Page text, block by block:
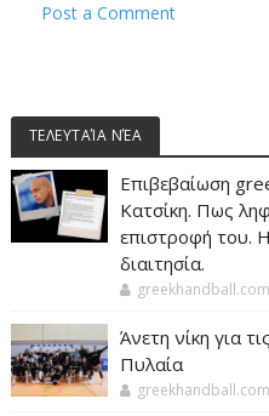
Post a Comment
ΤΕΛΕΥΤΑΊΑ ΝΈΑ
Επιβεβαίωση
Κατσίκη. Πως
επιστροφή του.
διαιτησία.
greekhandball.com
Άνετη νίκη για
Πυλαία
greekhandball.com